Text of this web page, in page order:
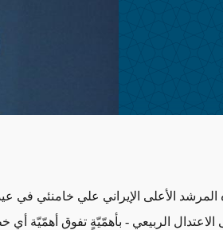
الأعلى الإيراني علي خامنئي في
الاعتدال الربيعي - بأهمّيّةٍ تفوق أهمّيّة